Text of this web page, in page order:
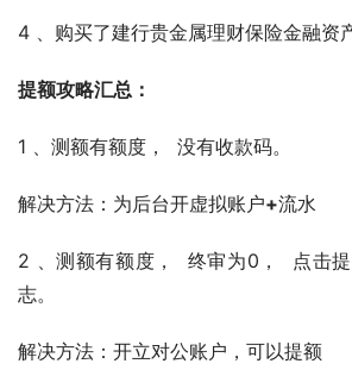
4 、购买了建行贵金属理财保险金融资
提额攻略汇总：
1 、测额有额度，  没有收款码。
解决方法：为后台开虚拟账户+流水
2 、测额有额度，  终审为0，  点击
志。
解决方法：开立对公账户，可以提额